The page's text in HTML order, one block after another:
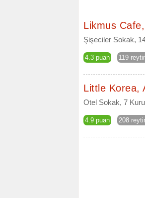
Likmus
Şişeciler Sokak,
4.3 puan 119
Little Korea,
Otel Sokak, 7
4.9 puan 208